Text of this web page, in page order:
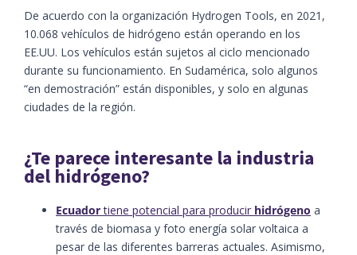
De acuerdo con la organización Hydrogen Tools, en 2021,
10.068 vehículos de hidrógeno están operando en los
EE.UU. Los vehículos están sujetos al ciclo mencionado
durante su funcionamiento. En Sudamérica, solo algunos
“en demostración” están disponibles, y solo en algunas
ciudades de la región.
¿Te parece interesante la industria
del hidrógeno?
Ecuadortiene potencial para producir hidrógeno a
través de biomasa y foto energía solar voltaica a
pesar de las diferentes barreras actuales. Asimismo,